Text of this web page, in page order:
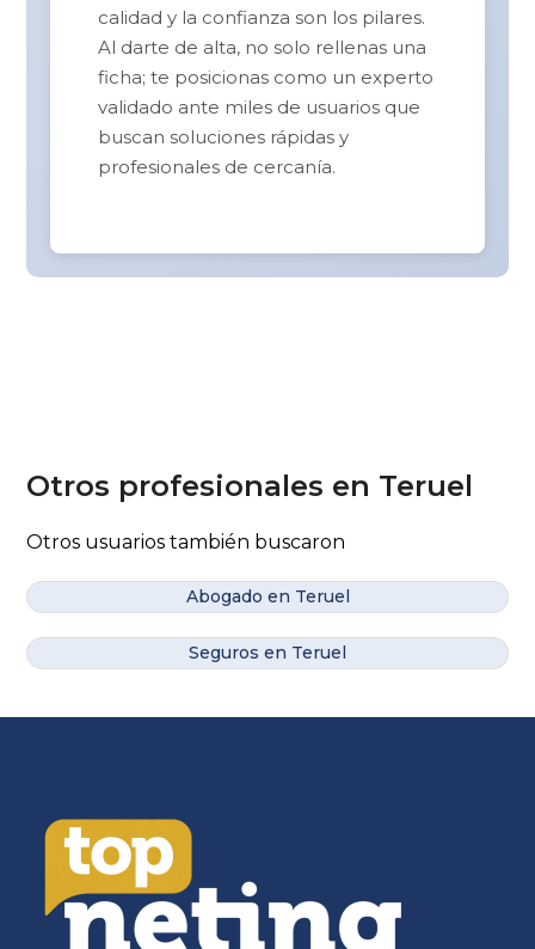
calidad y la confianza son los pilares.
Al darte de alta, no solo rellenas una
ficha; te posicionas como un experto
validado ante miles de usuarios que
buscan soluciones rápidas y
profesionales de cercanía.
Otros profesionales en Teruel
Otros usuarios también buscaron
Abogado en Teruel
Seguros en Teruel